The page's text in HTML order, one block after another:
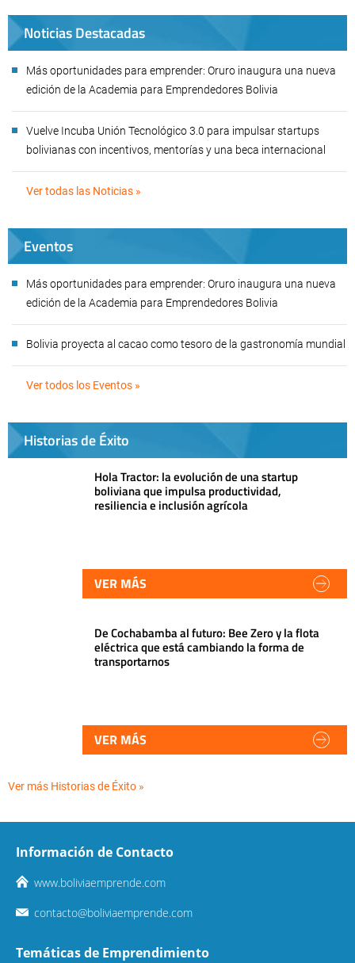
Noticias Destacadas
Más oportunidades para emprender: Oruro inaugura una nueva
edición de la Academia para Emprendedores Bolivia
Vuelve Incuba Unión Tecnológico 3.0 para impulsar startups
bolivianas con incentivos, mentorías y una beca internacional
Ver todas las Noticias »
Eventos
Más oportunidades para emprender: Oruro inaugura una nueva
edición de la Academia para Emprendedores Bolivia
Bolivia proyecta al cacao como tesoro de la gastronomía mundial
Ver todos los Eventos »
Historias de Éxito
Hola Tractor: la evolución de una startup
boliviana que impulsa productividad,
resiliencia e inclusión agrícola
VER MÁS
De Cochabamba al futuro: Bee Zero y la flota
eléctrica que está cambiando la forma de
transportarnos
VER MÁS
Ver más Historias de Éxito »
Información de Contacto
www.boliviaemprende.com
contacto@boliviaemprende.com
Temáticas de Emprendimiento